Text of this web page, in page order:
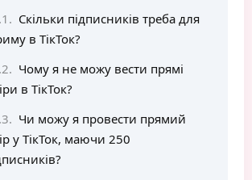
Скільки підписників треба для
в ТікТок?
Чому я не можу вести прямі
в ТікТок?
Чи можу я провести прямий
у ТікТок, маючи 250